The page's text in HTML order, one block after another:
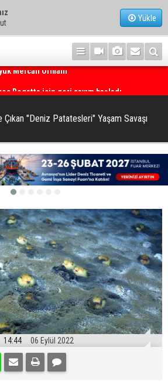
Yükle
"Deniz Patatesleri" Yaşam Savaşı
14:44 06 Eylül 2022